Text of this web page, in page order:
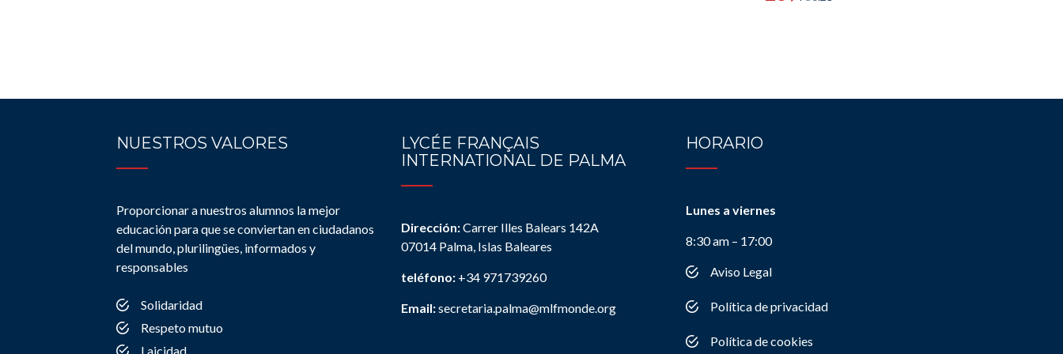
NUESTROS VALORES
Proporcionar a nuestros alumnos la mejor
educación para que se conviertan en ciudadanos
del mundo, plurilingües, informados y
responsables
Solidaridad
Respeto mutuo
Laicidad
LYCÉE FRANÇAIS
INTERNATIONAL DE PALMA
Dirección:Carrer Illes Balears 142A
07014 Palma, Islas Baleares
teléfono: +34 971739260
Email:secretaria.palma@mlfmonde.org
HORARIO
Lunes a viernes
8:30 am – 17:00
Aviso Legal
Política de privacidad
Política de cookies